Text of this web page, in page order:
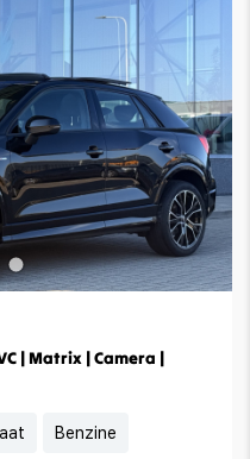
| Matrix | Camera |
Benzine